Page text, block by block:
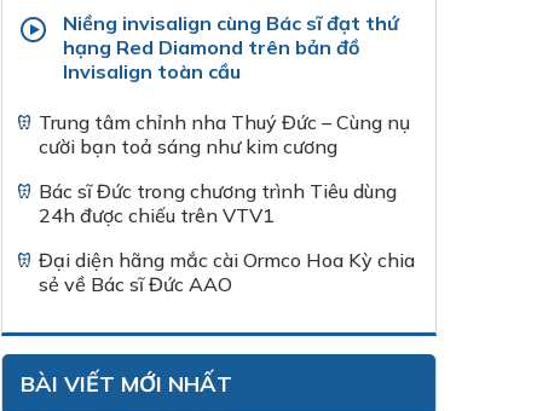
Niềng invisalign cùng Bác sĩ đạt thứ
hạng Red Diamond trên bản đồ
Invisalign toàn cầu
Trung tâm chỉnh nha Thuý Đức – Cùng nụ
cười bạn toả sáng như kim cương
Bác sĩ Đức trong chương trình Tiêu dùng
24h được chiếu trên VTV1
Đại diện hãng mắc cài Ormco Hoa Kỳ chia
sẻ về Bác sĩ Đức AAO
BÀI VIẾT MỚI NHẤT